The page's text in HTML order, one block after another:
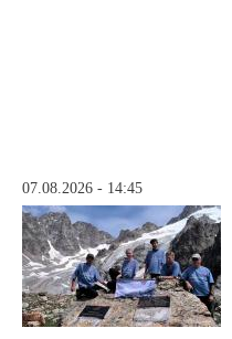
07.08.2026 - 14:45